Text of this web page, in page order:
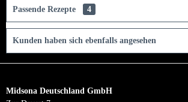
Passende Rezepte 4
Kunden haben sich ebenfalls angesehen
Midsona Deutschland GmbH